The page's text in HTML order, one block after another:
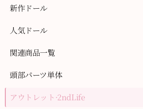
新作ドール
人気ドール
関連商品一覧
頭部パーツ単体
アウトレット·2ndLife